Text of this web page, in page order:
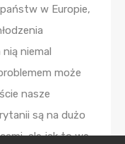
w Europie,
niemal
może
nasze
są na dużo
ale jak to we